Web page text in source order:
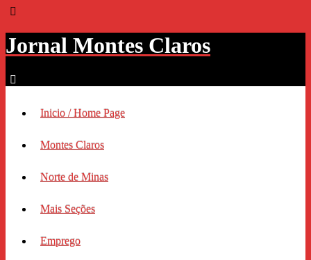
Jornal Montes Claros
Inicio / Home Page
Montes Claros
Norte de Minas
Mais Seções
Emprego